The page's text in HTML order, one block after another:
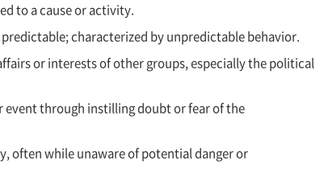
to a cause or activity.
characterized by unpredictable behavior.
or interests of other groups, especially the political
event through instilling doubt or fear of the
often while unaware of potential danger or